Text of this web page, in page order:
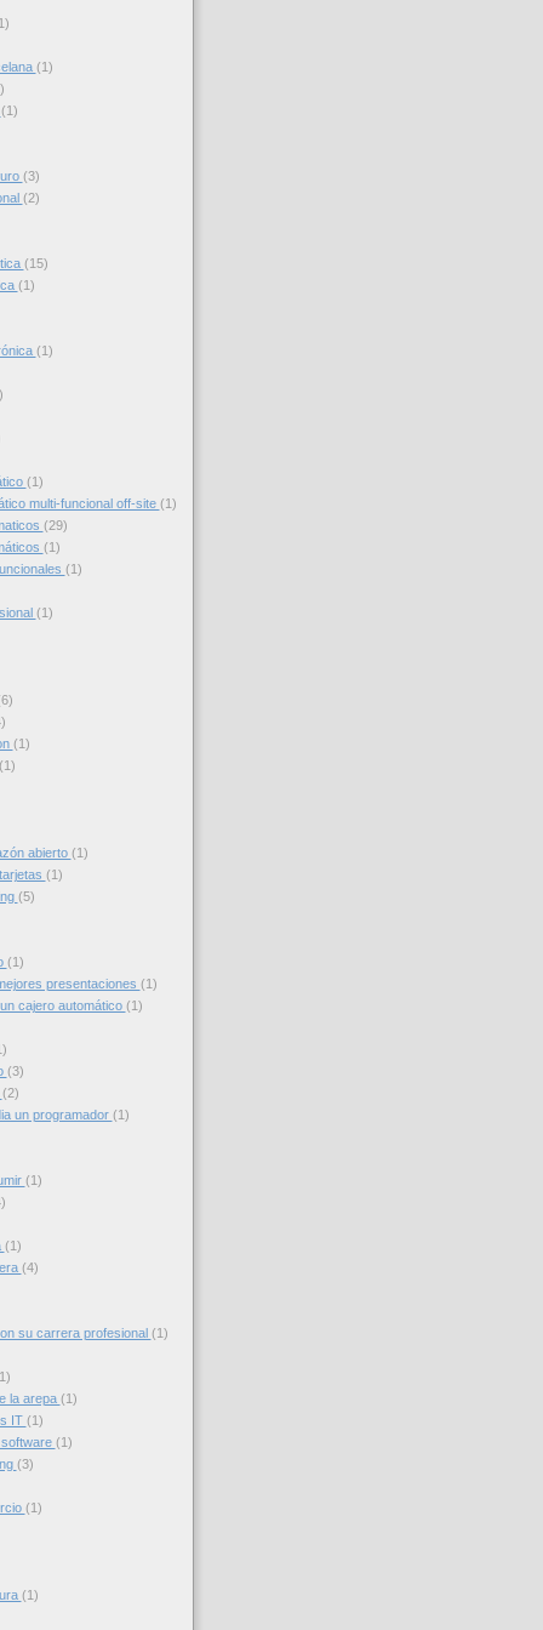
(1)
(1)
(3)
(2)
(15)
(1)
(1)
(1)
multi-funcional off-site (1)
(29)
(1)
(1)
(1)
(1)
(1)
abierto (1)
(1)
(5)
(1)
presentaciones (1)
cajero automático (1)
(3)
(2)
un programador (1)
(1)
(1)
(4)
su carrera profesional (1)
la arepa (1)
IT (1)
(1)
(3)
(1)
(1)